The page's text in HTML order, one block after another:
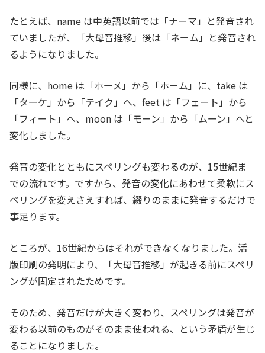
たとえば、name は中英語以前では「ナーマ」と発音され
ていましたが、「大母音推移」後は「ネーム」と発音され
るようになりました。
同様に、home は「ホーメ」から「ホーム」に、take は
「ターケ」から「テイク」へ、feet は「フェート」から
「フィート」へ、moon は「モーン」から「ムーン」へと
変化しました。
発音の変化とともにスペリングも変わるのが、15世紀ま
での流れです。ですから、発音の変化にあわせて柔軟にス
ペリングを変えさえすれば、綴りのままに発音するだけで
事足ります。
ところが、16世紀からはそれができなくなりました。活
版印刷の発明により、「大母音推移」が起きる前にスペリ
ングが固定されたためです。
そのため、発音だけが大きく変わり、スペリングは発音が
変わる以前のものがそのまま使われる、という矛盾が生じ
ることになりました。